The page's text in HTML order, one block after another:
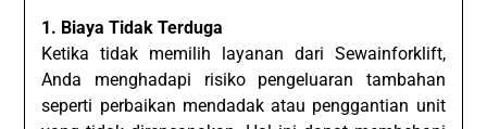
1. Biaya Tidak Terduga
Ketika tidak memilih layanan dari Sewainforklift,
Anda menghadapi risiko pengeluaran tambahan
seperti perbaikan mendadak atau penggantian unit